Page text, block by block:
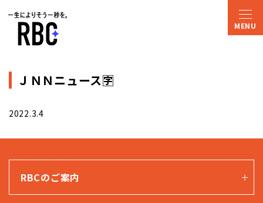
ＪＮＮニュース🈑
2022.3.4
RBCのご案内